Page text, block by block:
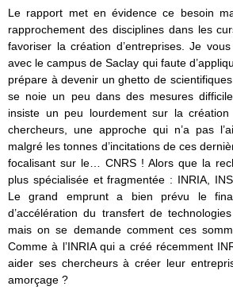
Le rapport met en évidence ce besoin
rapprochement des disciplines dans les
favoriser la création d’entreprises. Je
avec le campus de Saclay qui faute
prépare à devenir un ghetto de
se noie un peu dans des mesures
insiste un peu lourdement sur la création
chercheurs, une approche qui n’a pas
malgré les tonnes d’incitations de ces
focalisant sur le… CNRS ! Alors que la
plus spécialisée et fragmentée : INRIA,
Le grand emprunt a bien prévu le
d’accélération du transfert de
mais on se demande comment ces
Comme à l’INRIA qui a créé récemment
aider ses chercheurs à créer leur
amorçage ?